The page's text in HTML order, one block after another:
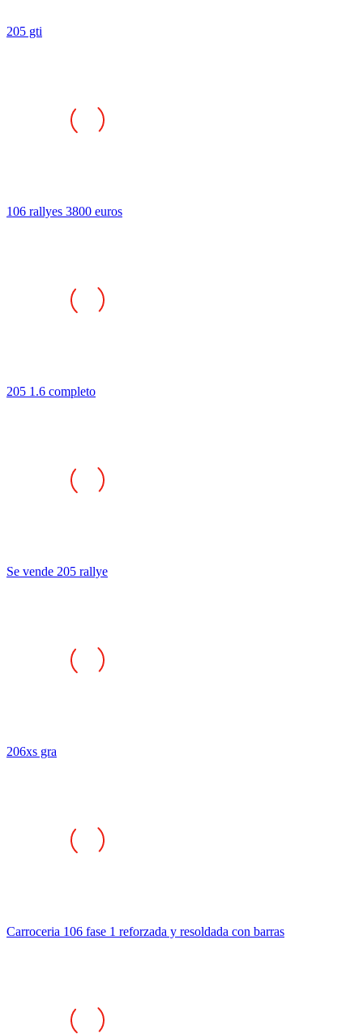
205 gti
106 rallyes 3800 euros
205 1.6 completo
Se vende 205 rallye
206xs gra
Carroceria 106 fase 1 reforzada y resoldada con barras